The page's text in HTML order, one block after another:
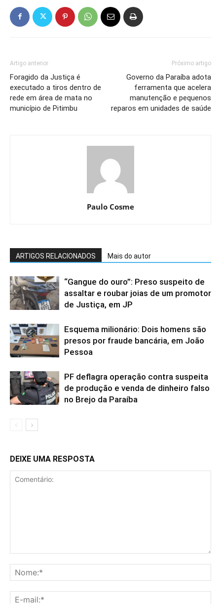
Artigo anterior
Foragido da Justiça é
executado a tiros dentro de
rede em área de mata no
município de Pitimbu
Próximo artigo
Governo da Paraíba adota
ferramenta que acelera
manutenção e pequenos
reparos em unidades de saúde
Paulo Cosme
ARTIGOS RELACIONADOS Mais do autor
“Gangue do ouro”: Preso suspeito de
assaltar e roubar joias de um promotor
de Justiça, em JP
Esquema milionário: Dois homens são
presos por fraude bancária, em João
Pessoa
PF deflagra operação contra suspeita
de produção e venda de dinheiro falso
no Brejo da Paraíba
DEIXE UMA RESPOSTA